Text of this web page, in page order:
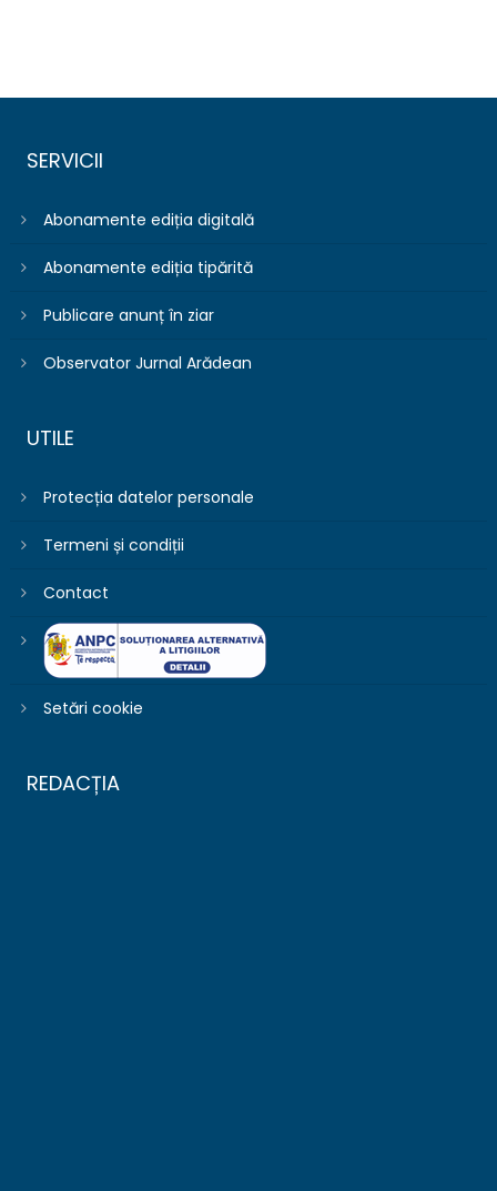
SERVICII
Abonamente ediția digitală
Abonamente ediția tipărită
Publicare anunț în ziar
Observator Jurnal Arădean
UTILE
Protecția datelor personale
Termeni și condiții
Contact
Setări cookie
REDACȚIA